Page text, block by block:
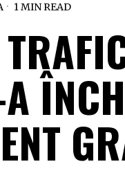
1 MIN READ